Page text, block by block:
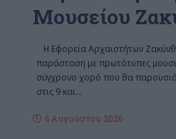
Μουσείου
Η Εφορεία Αρχαιοτήτων
παράσταση με πρωτότυπες
σύγχρονο χορό που θα
στις 9 και…
6 Αυγούστου 2026